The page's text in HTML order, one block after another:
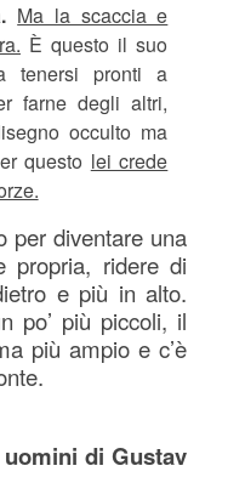
Ma la scaccia e
È questo il suo
tenersi pronti a
farne degli altri,
occulto ma
questo lei crede
per diventare una
propria, ridere di
e più in alto.
po’ più piccoli, il
più ampio e c’è
di Gustav